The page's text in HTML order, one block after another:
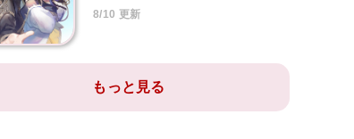
8/10 更新
もっと見る